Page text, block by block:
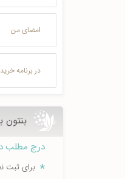
امضای من
در برنامه خرید
بنتون
درج مطلب
برای ثبت